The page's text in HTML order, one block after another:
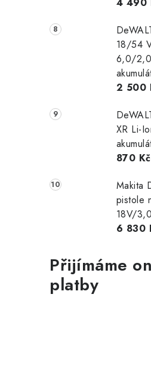
4 490
18/54
6,0/2,0
2 500
XR Li-
870 Kč
Makita
pistole
18V/
6 830
Přijímáme
platby